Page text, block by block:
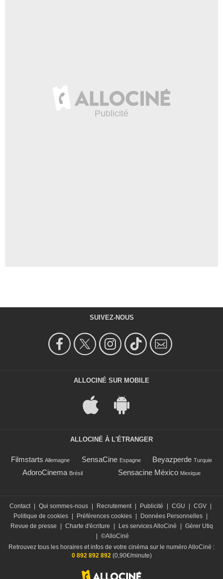
SUIVEZ-NOUS
ALLOCINÉ SUR MOBILE
ALLOCINÉ À L'ÉTRANGER
Filmstarts Allemagne SensaCine Espagne Beyazperde Turquie
AdoroCinema Brésil Sensacine México Mexique
Contact Qui sommes-nous Recrutement Publicité CGU CGV
Politique de cookies
Préférences cookies Données Personnelles
Revue de presse
Charte d'écriture Les services AlloCiné
Gérer Utiq
©AlloCiné
Retrouvez tous les horaires et infos de votre cinéma sur le numéro AlloCiné :
0 892 892 892(0,90€/minute)